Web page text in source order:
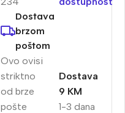
Dostava
brzom
poštom
Ovo ovisi
striktno
od brze
pošte
1-3 dana
Dostava
9 KM